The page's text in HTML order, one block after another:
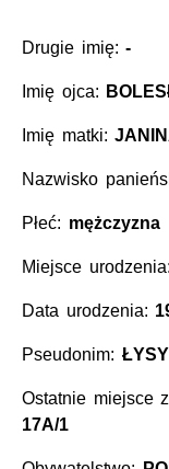
Drugie imię:-
Imię ojca:
Imię matki:
Nazwisko
Płeć: mężczyzna
Miejsce urodzenia:
Data urodzenia:
Pseudonim:
Ostatnie miejsce
17A/1